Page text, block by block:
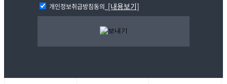
개인정보취급방침동의 [내용보기]